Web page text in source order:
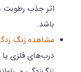
اثر جذب رطوبت
باشد.
مشاهده زنگ
درب‌های فلزی یا